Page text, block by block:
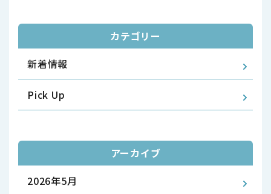
カテゴリー
新着情報
Pick Up
アーカイブ
2026年5月